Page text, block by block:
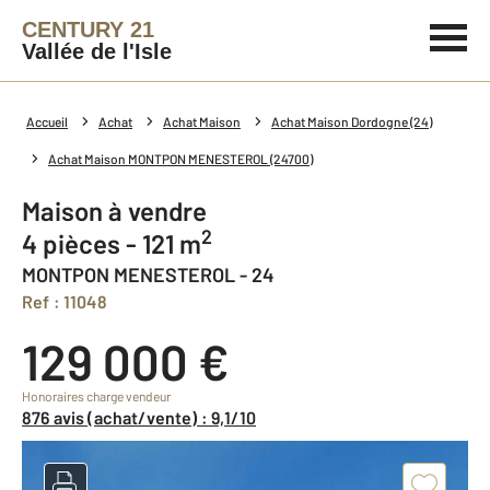
CENTURY 21
Vallée de l'Isle
Accueil Achat Achat Maison Achat Maison Dordogne (24)
Achat Maison MONTPON MENESTEROL (24700)
Maison à vendre
4 pièces - 121 m2
MONTPON MENESTEROL - 24
Ref : 11048
129 000 €
Honoraires charge vendeur
876 avis (achat/vente) : 9,1/10